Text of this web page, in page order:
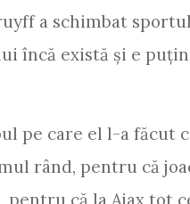
a schimbat
încă există şi e
pe care el l-a făcut
rând, pentru că
că la Ajax tot